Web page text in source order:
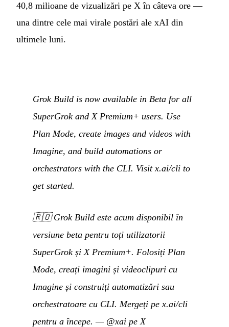
40,8 milioane de vizualizări pe X în câteva ore —
una dintre cele mai virale postări ale xAI din
ultimele luni.
Grok Build is now available in Beta for all
SuperGrok and X Premium+ users. Use
Plan Mode, create images and videos with
Imagine, and build automations or
orchestrators with the CLI. Visit x.ai/cli to
get started.
🇷🇴Grok Build este acum disponibil în
versiune beta pentru toți utilizatorii
SuperGrok și X Premium+. Folosiți Plan
Mode, creați imagini și videoclipuri cu
Imagine și construiți automatizări sau
orchestratoare cu CLI. Mergeți pe x.ai/cli
pentru a începe. — @xai pe X